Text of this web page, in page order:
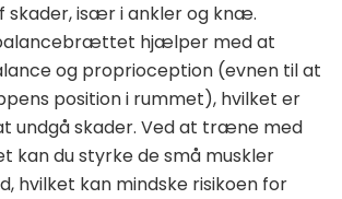
skader, især i ankler og knæ.
hjælper med at
og proprioception (evnen til at
position i rummet), hvilket er
undgå skader. Ved at træne med
du styrke de små muskler
hvilket kan mindske risikoen for